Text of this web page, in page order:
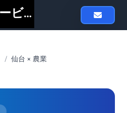
熱中症予防サービスheat119
/ 仙台 × 農業